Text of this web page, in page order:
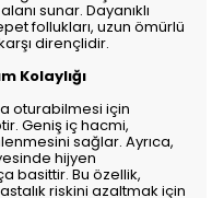
sunar. Dayanıklı
follukları, uzun ömürlü
dirençlidir.
Kolaylığı
oturabilmesi için
Geniş iç hacmi,
sağlar. Ayrıca,
hijyen
basittir. Bu özellik,
riskini azaltmak için